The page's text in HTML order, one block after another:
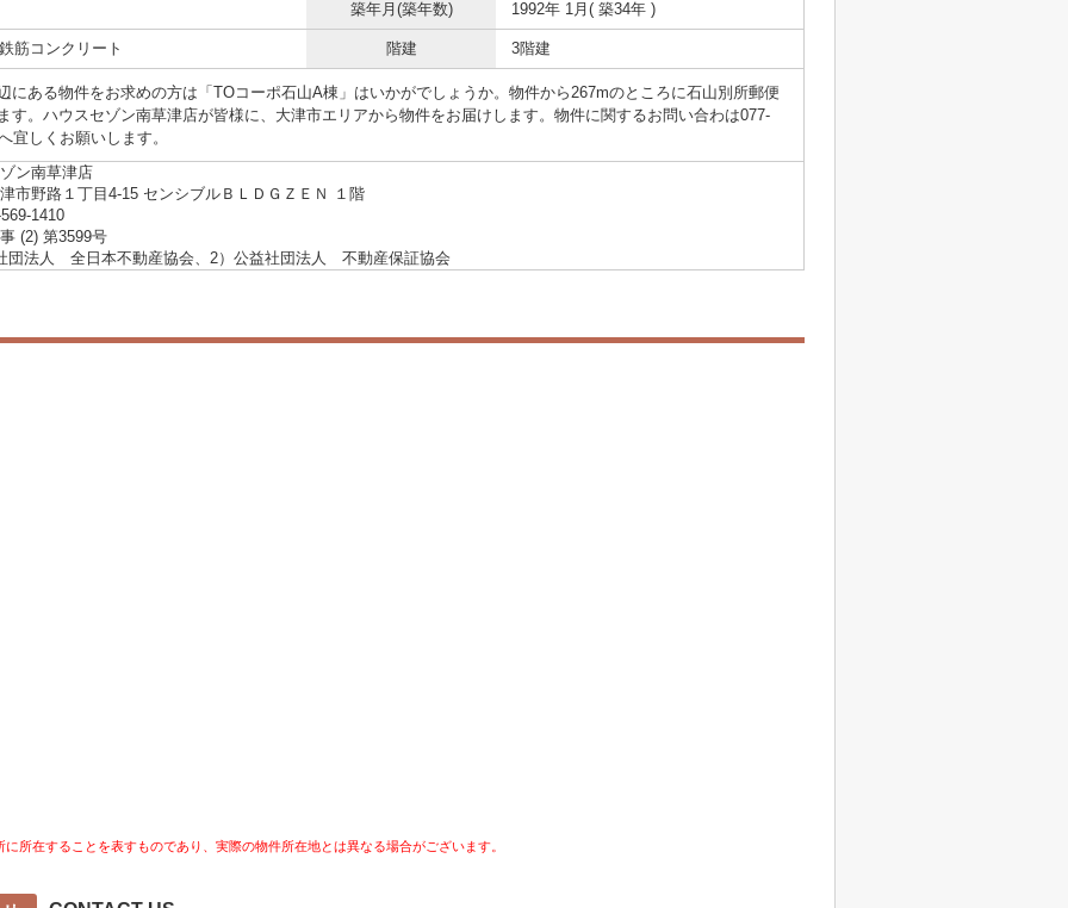
築年月(築年数) 1992年 1月( 築34年 )
筋コンクリート 階建 3階建
にある物件をお求めの方は「TOコーポ石山A棟」はいかがでしょうか。物件から267mのところに石山別所郵便
す。ハウスセゾン南草津店が皆様に、大津市エリアから物件をお届けします。物件に関するお問い合わは077-
宜しくお願いします。
ン南草津店
市野路１丁目4-15 センシブルＢＬＤＧＺＥＮ １階
1410
(2) 第3599号
団法人 全日本不動産協会、2）公益社団法人 不動産保証協会
所在することを表すものであり、実際の物件所在地とは異なる場合がございます。